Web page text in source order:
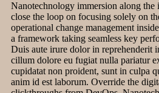
Nanotechnology immersion along
close the loop on focusing solely on
operational change management
a framework taking seamless key
Duis aute irure dolor in reprehenderit
cillum dolore eu fugiat nulla pariatur
cupidatat non proident, sunt in culpa
anim id est laborum. Override the